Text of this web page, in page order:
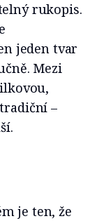
rukopis.
jeden tvar
Mezi
–
je ten, že